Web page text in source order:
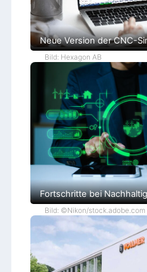
Neue Version der CNC-
Bild: Hexagon AB
Fortschritte bei
Bild: ©Nikon/stock.adobe.com